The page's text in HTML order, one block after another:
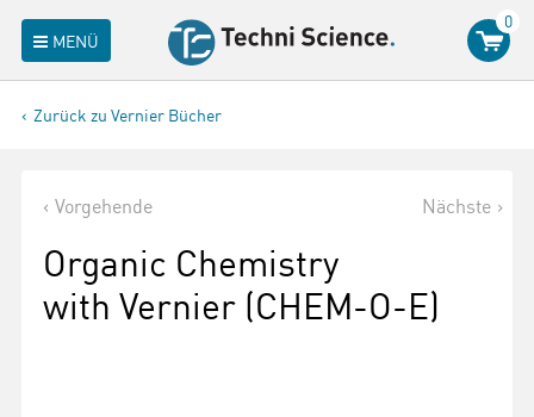
MENÜ
0
Zurück zu Vernier Bücher
Vorgehende Nächste
Organic Chemistry
with Vernier (CHEM-O-E)